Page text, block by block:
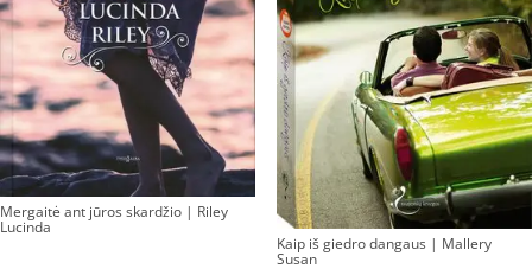
Mergaitė ant jūros skardžio | Riley
Lucinda
Kaip iš giedro dangaus | Mallery
Susan